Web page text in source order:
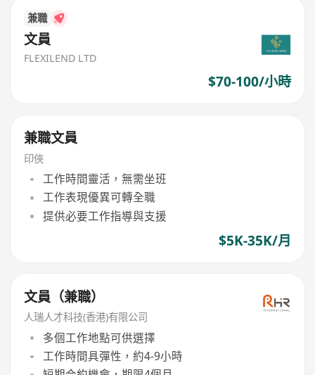
兼職
文員
FLEXILEND LTD
$70-100/小時
兼職文員
印俠
工作時間靈活，無需坐班
工作表現優異可轉全職
提供必要工作指導與支援
$5K-35K/月
文員（兼職）
人瑞人才科技(香港)有限公司
多個工作地點可供選擇
工作時間具彈性，約4-9小時